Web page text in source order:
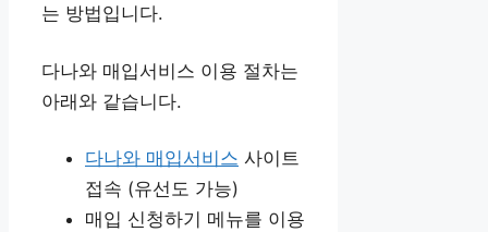
는 방법입니다.
다나와 매입서비스 이용 절차는
아래와 같습니다.
다나와 매입서비스 사이트
접속 (유선도 가능)
매입 신청하기 메뉴를 이용